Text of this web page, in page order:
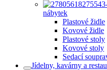
nábytek
Plastové židle
Kovové židle
Plastové stoly
Kovové stoly
Sedací
Jídelny, kavárny a